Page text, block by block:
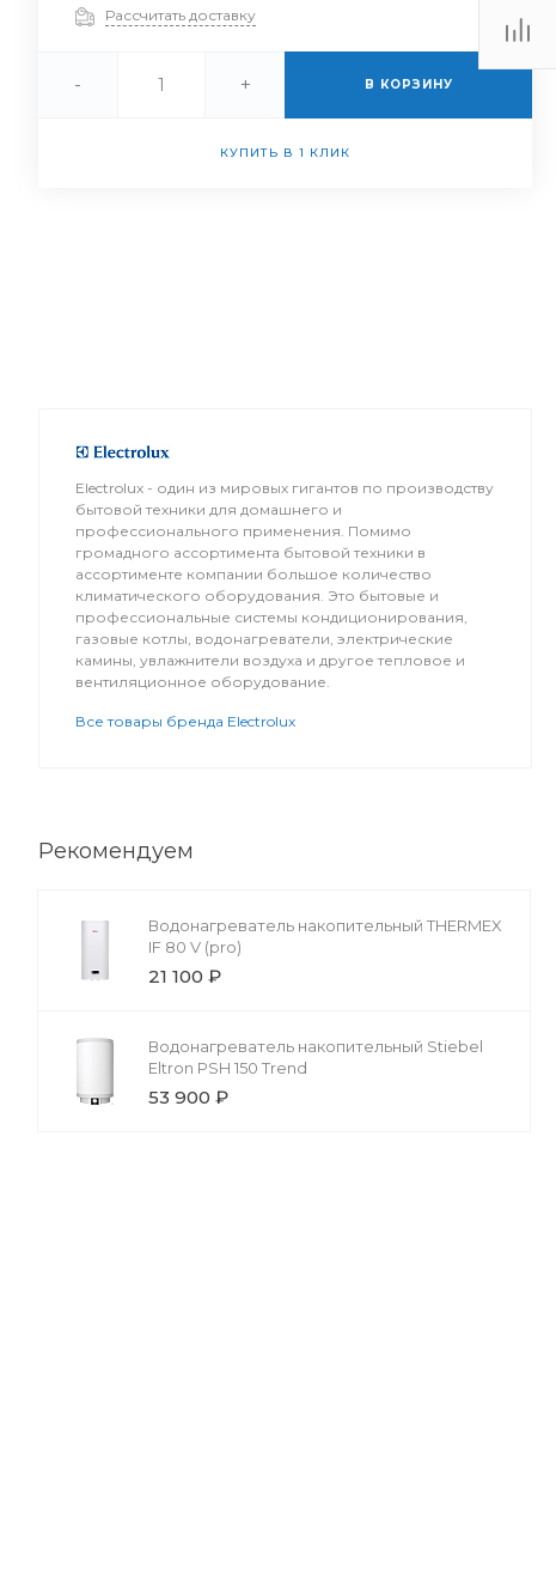
Рассчитать доставку
- + В КОРЗИНУ
КУПИТЬ В 1 КЛИК
Electrolux - один из мировых гигантов по производству
бытовой техники для домашнего и
профессионального применения. Помимо
громадного ассортимента бытовой техники в
ассортименте компании большое количество
климатического оборудования. Это бытовые и
профессиональные системы кондиционирования,
газовые котлы, водонагреватели, электрические
камины, увлажнители воздуха и другое тепловое и
вентиляционное оборудование.
Все товары бренда Electrolux
Рекомендуем
Водонагреватель накопительный THERMEX
IF 80 V (pro)
21 100 ₽
Водонагреватель накопительный Stiebel
Eltron PSH 150 Trend
53 900 ₽